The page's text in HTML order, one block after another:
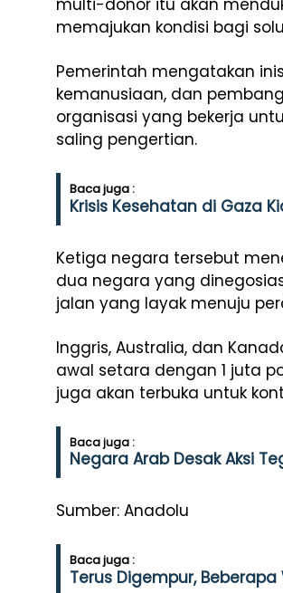
multi-donor itu akan
memajukan kondisi bagi
Pemerintah mengatakan
kemanusiaan, dan
organisasi yang bekerja
saling pengertian.
Baca juga :
Krisis Kesehatan di Gaza
Ketiga negara tersebut
dua negara yang
jalan yang layak menuju
Inggris, Australia, dan
awal setara dengan 1 juta
juga akan terbuka untuk
Baca juga :
Negara Arab Desak Aksi
Sumber: Anadolu
Baca juga :
Terus Digempur,